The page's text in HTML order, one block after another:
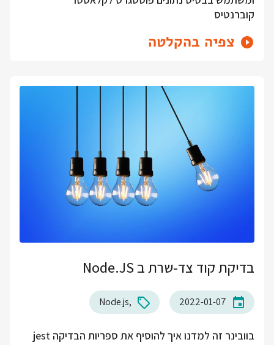
קוברנטיס
צפיה בהקלטה
בדיקת קוד צד-שרת ב Node.JS
2022-01-07
Node.js
בוובינר זה למדנו איך להוסיף את ספריות הבדיקה jest